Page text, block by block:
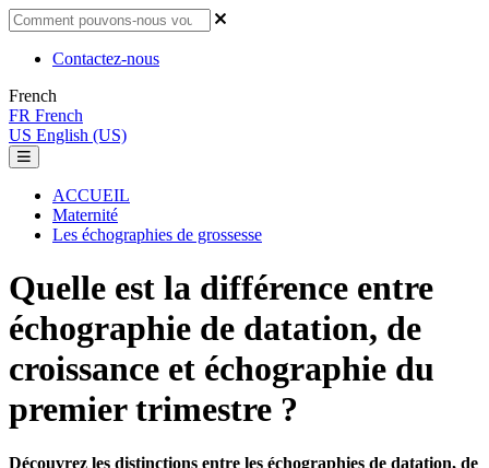
Contactez-nous
French
FR French
US English (US)
ACCUEIL
Maternité
Les échographies de grossesse
Quelle est la différence entre
échographie de datation, de
croissance et échographie du
premier trimestre ?
Découvrez les distinctions entre les échographies de datation, de